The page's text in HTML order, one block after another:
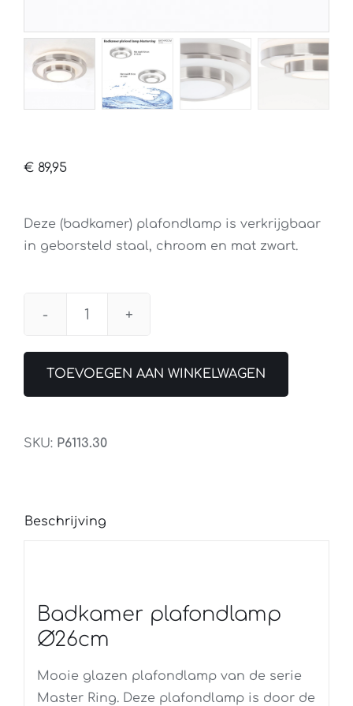
€ 89,95
Deze (badkamer) plafondlamp is verkrijgbaar
in geborsteld staal, chroom en mat zwart.
Plafondlamp
Ring
aantal
TOEVOEGEN AAN WINKELWAGEN
SKU: P6113.30
Beschrijving
Badkamer plafondlamp
Ø26cm
Mooie glazen plafondlamp van de serie
Master Ring. Deze plafondlamp is door de